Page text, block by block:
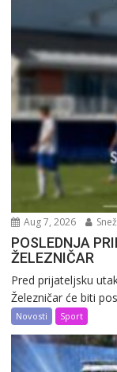
Aug 7, 2026
POSLEDNJA
ŽELEZNIČAR
Pred prijateljsku
Železničar će biti
Novosti Sport